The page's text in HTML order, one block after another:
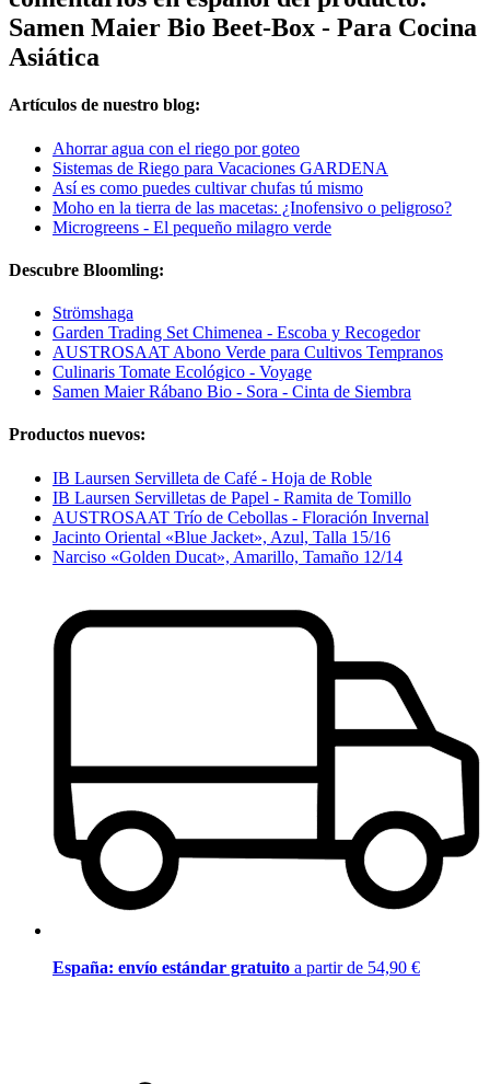
Samen Maier Bio Beet-Box - Para Cocina
Asiática
Artículos de nuestro blog:
Ahorrar agua con el riego por goteo
Sistemas de Riego para Vacaciones GARDENA
Así es como puedes cultivar chufas tú mismo
Moho en la tierra de las macetas: ¿Inofensivo o peligroso?
Microgreens - El pequeño milagro verde
Descubre Bloomling:
Strömshaga
Garden Trading Set Chimenea - Escoba y Recogedor
AUSTROSAAT Abono Verde para Cultivos Tempranos
Culinaris Tomate Ecológico - Voyage
Samen Maier Rábano Bio - Sora - Cinta de Siembra
Productos nuevos:
IB Laursen Servilleta de Café - Hoja de Roble
IB Laursen Servilletas de Papel - Ramita de Tomillo
AUSTROSAAT Trío de Cebollas - Floración Invernal
Jacinto Oriental «Blue Jacket», Azul, Talla 15/16
Narciso «Golden Ducat», Amarillo, Tamaño 12/14
España: envío estándar gratuito a partir de 54,90 €